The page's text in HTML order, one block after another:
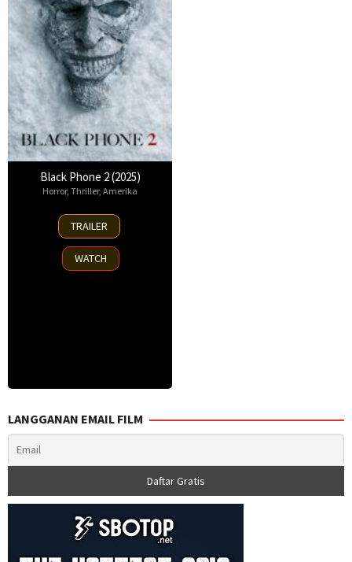
Black Phone 2 (2025)
Horror, Thriller, Amerika
15
Oct
2025
TRAILER
WATCH
LANGGANAN EMAIL FILM